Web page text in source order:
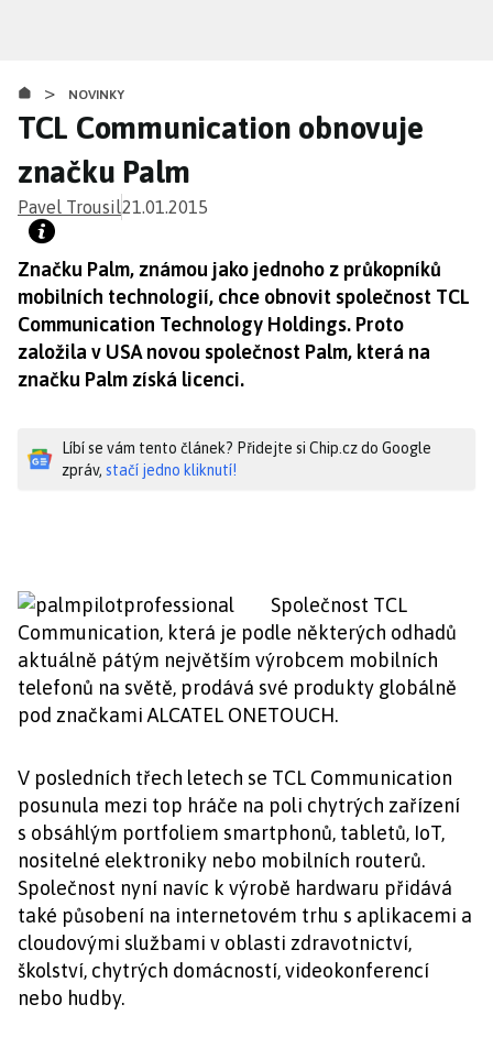
obsahu
> NOVINKY
TCL Communication obnovuje
značku Palm
Pavel Trousil21.01.2015
Značku Palm, známou jako jednoho z průkopníků
mobilních technologií, chce obnovit společnost TCL
Communication Technology Holdings. Proto
založila v USA novou společnost Palm, která na
značku Palm získá licenci.
Líbí se vám tento článek? Přidejte si Chip.cz do Google
zpráv, stačí jedno kliknutí!
Společnost TCL
Communication, která je podle některých odhadů
aktuálně pátým největším výrobcem mobilních
telefonů na světě, prodává své produkty globálně
pod značkami ALCATEL ONETOUCH.
V posledních třech letech se TCL Communication
posunula mezi top hráče na poli chytrých zařízení
s obsáhlým portfoliem smartphonů, tabletů, IoT,
nositelné elektroniky nebo mobilních routerů.
Společnost nyní navíc k výrobě hardwaru přidává
také působení na internetovém trhu s aplikacemi a
cloudovými službami v oblasti zdravotnictví,
školství, chytrých domácností, videokonferencí
nebo hudby.